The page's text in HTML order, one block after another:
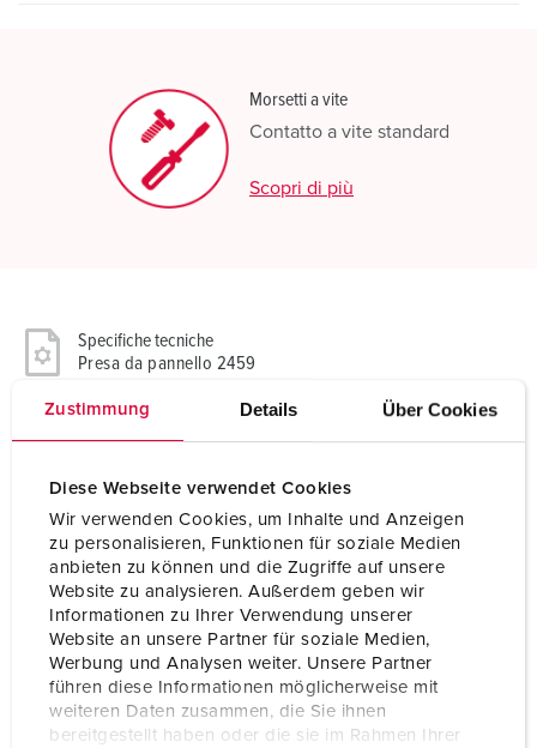
Zustimmung Details Über Cookies
Diese Webseite verwendet Cookies
Wir verwenden Cookies, um Inhalte und Anzeigen
zu personalisieren, Funktionen für soziale Medien
anbieten zu können und die Zugriffe auf unsere
Website zu analysieren. Außerdem geben wir
Informationen zu Ihrer Verwendung unserer
Website an unsere Partner für soziale Medien,
Werbung und Analysen weiter. Unsere Partner
führen diese Informationen möglicherweise mit
weiteren Daten zusammen, die Sie ihnen
bereitgestellt haben oder die sie im Rahmen Ihrer
Morsetti a vite
Contatto a vite standard
Scopri di più
Specifiche tecniche
Presa da pannello 2459
Voltaggio 400 V
Posizioni orologio 6 h
Hertz 50-60 Hz
Tecnologie di
collegamento
morsetti a vite
Contatti portacontatti altamente resistenti al